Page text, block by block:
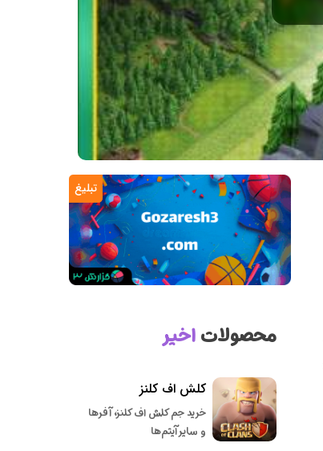
تبلیغ
محصولاتاخیر
کلش اف کلنز
خرید جم کلش اف کلنز، آفرها
و سایر آیتم‌ها